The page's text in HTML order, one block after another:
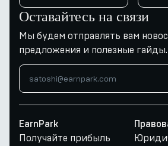
Оставайтесь на связи
Мы будем отправлять вам
предложения и полезные гайды.
EarnPark
Получайте прибыль